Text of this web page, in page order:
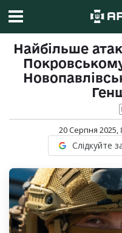
Найбільше
20 Серпня 2025,
Слідкуйте